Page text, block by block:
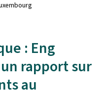
: Eng
rapport sur
au